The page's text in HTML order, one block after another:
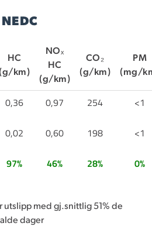
HC
km)
NOₓ
HC
(g/km)
CO₂
(g/km)
PM
(mg/
0,36 0,97 254
<1
0,02 0,60 198 <1
97% 46% 28% 0%
utslipp med gj.snittlig 51% de
dager